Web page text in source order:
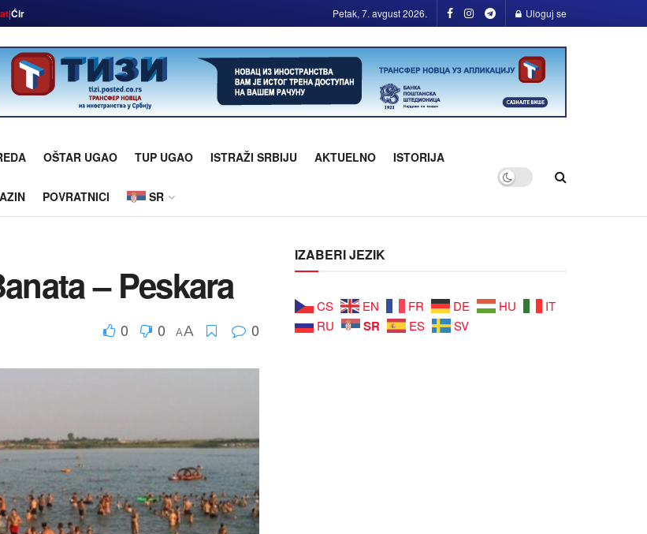
|Ćir Petak, 7. avgust 2026. Uloguj se
OŠTAR UGAO TUP UGAO ISTRAŽI SRBIJU AKTUELNO ISTORIJA
POVRATNICI SR
– Peskara
0 0 AA 0
IZABERI JEZIK
CS EN FR DE HU
IT
RU
SR ES SV